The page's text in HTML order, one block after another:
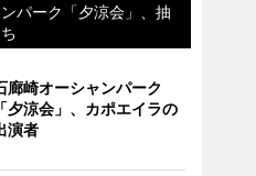
パーク「夕涼会」、抽
廊崎オーシャンパーク
「夕涼会」、カポエイラの
演者